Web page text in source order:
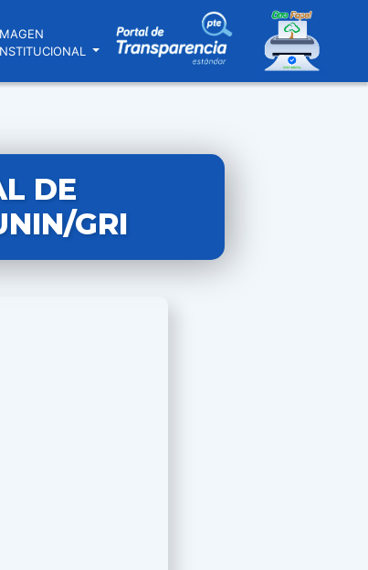
DE
GRI